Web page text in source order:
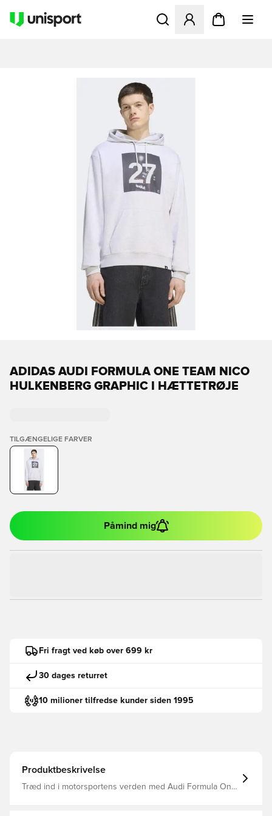
Åbner en Modal til at
ADIDAS AUDI FORMULA ONE TEAM NICO
HULKENBERG GRAPHIC I HÆTTETRØJE
TILGÆNGELIGE FARVER
Påmind mig
Fri fragt ved køb over 699 kr
30 dages returret
10 milioner tilfredse kunder siden 1995
Produktbeskrivelse
Træd ind i motorsportens verden med Audi Formula One